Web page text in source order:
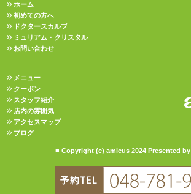
ホーム
初めての方へ
ドクタースカルプ
ミュリアム・クリスタル
お問い合わせ
メニュー
クーポン
スタッフ紹介
店内の雰囲気
アクセスマップ
ブログ
■ Copyright (c) amicus 2024 Presented by